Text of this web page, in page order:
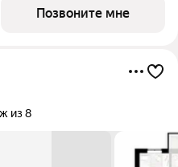
школы, детские
Позвоните мне
из 8